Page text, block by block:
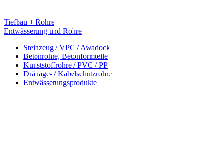
Tiefbau + Rohre
Entwässerung und Rohre
Steinzeug / VPC / Awadock
Betonrohre, Betonformteile
Kunststoffrohre / PVC / PP
Dränage- / Kabelschutzrohre
Entwässerungsprodukte